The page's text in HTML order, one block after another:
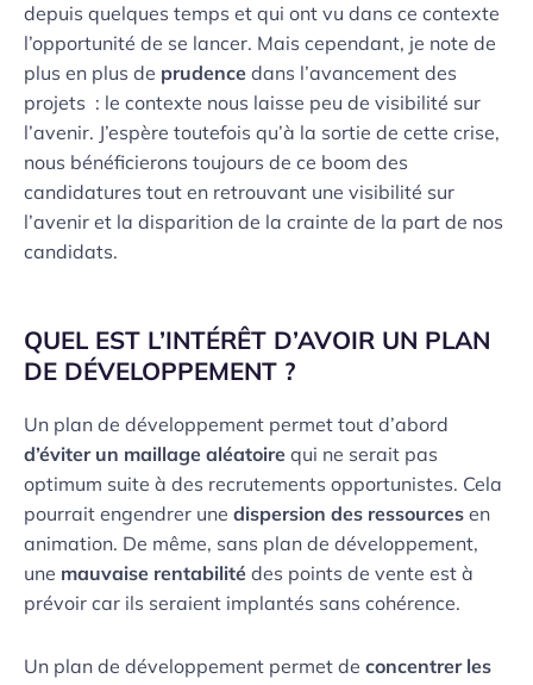
depuis quelques temps et qui ont vu dans ce contexte
l’opportunité de se lancer. Mais cependant, je note de
plus en plus de prudence dans l’avancement des
projets : le contexte nous laisse peu de visibilité sur
l’avenir. J’espère toutefois qu’à la sortie de cette crise,
nous bénéficierons toujours de ce boom des
candidatures tout en retrouvant une visibilité sur
l’avenir et la disparition de la crainte de la part de nos
candidats.
QUEL EST L’INTÉRÊT D’AVOIR UN PLAN
DE DÉVELOPPEMENT ?
Un plan de développement permet tout d’abord
d’éviter un maillage aléatoire qui ne serait pas
optimum suite à des recrutements opportunistes. Cela
pourrait engendrer une dispersion des ressources en
animation. De même, sans plan de développement,
une mauvaise rentabilité des points de vente est à
prévoir car ils seraient implantés sans cohérence.
Un plan de développement permet de concentrer les